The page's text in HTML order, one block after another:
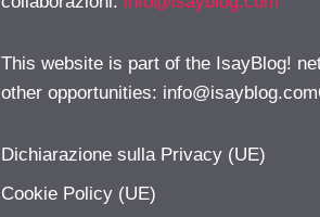
This website is part of the IsayBlog!
other opportunities:
Dichiarazione sulla Privacy (UE)
Cookie Policy (UE)